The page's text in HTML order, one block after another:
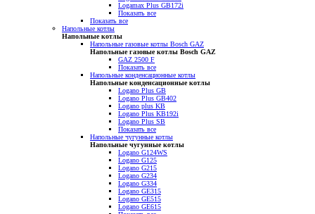
Logamax Plus GB172i
Показать все
Показать все
Напольные котлы
Напольные котлы
Напольные газовые котлы Bosch GAZ
Напольные газовые котлы Bosch GAZ
GAZ 2500 F
Показать все
Напольные конденсационные котлы
Напольные конденсационные котлы
Logano Plus GB
Logano Plus GB402
Logano plus KB
Logano Plus KB192i
Logano Plus SB
Показать все
Напольные чугунные котлы
Напольные чугунные котлы
Logano G124WS
Logano G125
Logano G215
Logano G234
Logano G334
Logano GE315
Logano GE515
Logano GE615